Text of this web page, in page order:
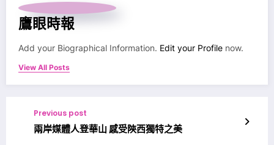
鷹眼時報
Add your Biographical Information. Edit your Profile now.
View All Posts
Previous post
兩岸媒體人登華山 感受陝西獨特之美